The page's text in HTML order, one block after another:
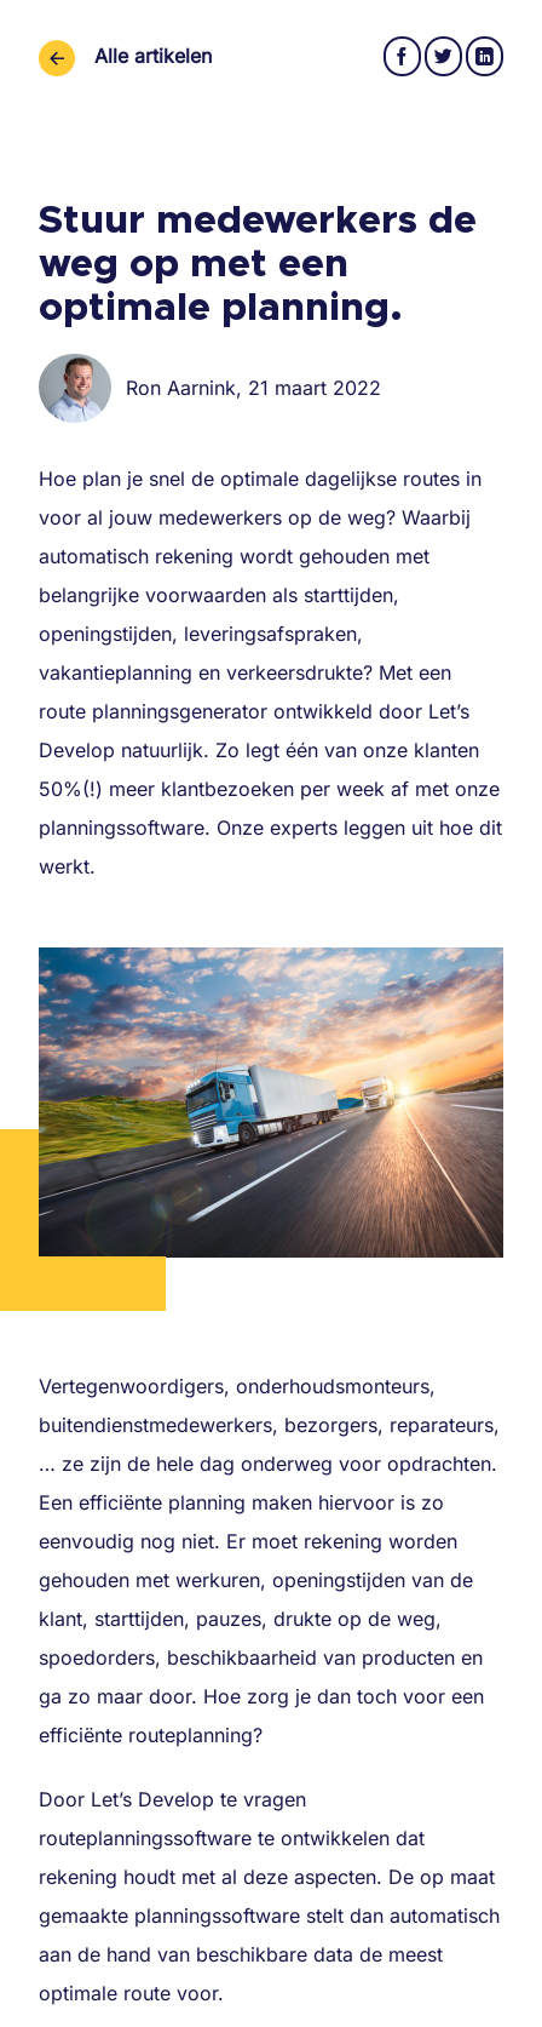
inhoud
Alle artikelen
Stuur medewerkers de
weg op met een
optimale planning.
Ron Aarnink, 21 maart 2022
Hoe plan je snel de optimale dagelijkse routes in
voor al jouw medewerkers op de weg? Waarbij
automatisch rekening wordt gehouden met
belangrijke voorwaarden als starttijden,
openingstijden, leveringsafspraken,
vakantieplanning en verkeersdrukte? Met een
route planningsgenerator ontwikkeld door Let’s
Develop natuurlijk. Zo legt één van onze klanten
50%(!) meer klantbezoeken per week af met onze
planningssoftware. Onze experts leggen uit hoe dit
werkt.
Vertegenwoordigers, onderhoudsmonteurs,
buitendienstmedewerkers, bezorgers, reparateurs,
… ze zijn de hele dag onderweg voor opdrachten.
Een efficiënte planning maken hiervoor is zo
eenvoudig nog niet. Er moet rekening worden
gehouden met werkuren, openingstijden van de
klant, starttijden, pauzes, drukte op de weg,
spoedorders, beschikbaarheid van producten en
ga zo maar door. Hoe zorg je dan toch voor een
efficiënte routeplanning?
Door Let’s Develop te vragen
routeplanningssoftware te ontwikkelen dat
rekening houdt met al deze aspecten. De op maat
gemaakte planningssoftware stelt dan automatisch
aan de hand van beschikbare data de meest
optimale route voor.